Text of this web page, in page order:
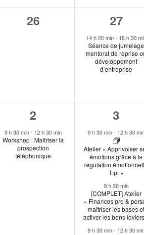
0
évènement,
26
1
27
14 h 00 min- 16 h 30
Séance de jumelage
mentorat de reprise
développement
d’entreprise
1
évènement,
2
9 h 30 min- 12 h 30 min
Workshop : Maîtriser la
prospection
téléphonique
3
3
9 h 30 min- 12 h 30
Atelier « Apprivoiser
émotions grâce à la
régulation
Tipi »
9 h 30 min
[COMPLET] Atelier
« Finances pro &
maîtriser les bases et
activer les bons
9 h 30 min- 12 h 30